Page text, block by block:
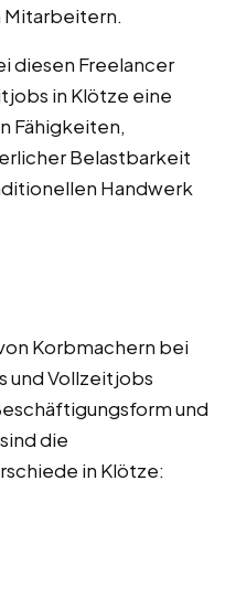
diesen Freelancer
in Klötze eine
Fähigkeiten,
Belastbarkeit
Handwerk
Korbmachern bei
und Vollzeitjobs
und
die
in Klötze: